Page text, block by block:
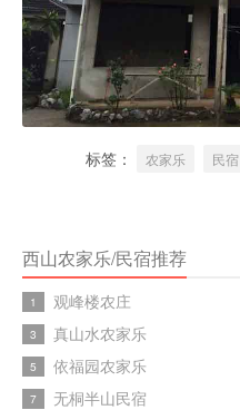
标签： 农家乐 民宿
西山农家乐/民宿推荐
1 观峰楼农庄
3 真山水农家乐
5 依福园农家乐
7 无桐半山民宿